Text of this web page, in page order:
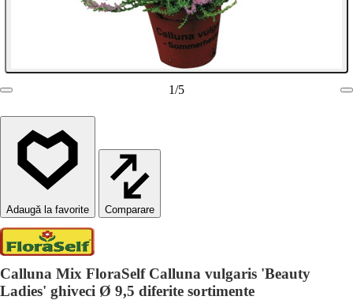
1/5
Comparare
Calluna Mix FloraSelf Calluna vulgaris 'Beauty
Ladies' ghiveci Ø 9,5 diferite sortimente